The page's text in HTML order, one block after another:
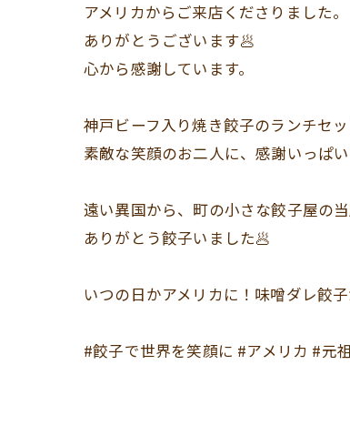
アメリカからご来店くださりました。
ありがとうございます🥟
心から感謝しています。
神戸ビーフ入り焼き餃子のランチセ
素敵な笑顔のお二人に、感謝いっぱ
遠い異国から、町の小さな餃子屋の
ありがとう餃子いました🥟
いつの日かアメリカに！味噌ダレ餃
#餃子で世界を笑顔に #アメリカ #元